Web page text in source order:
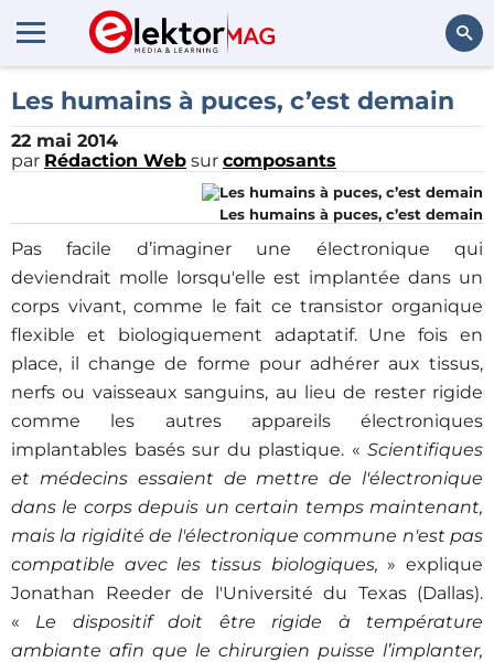
Rechercher
Les humains à puces, c’est demain
22 mai 2014
par Rédaction Web sur composants
Les humains à puces, c’est demain
Pas facile d’imaginer une électronique qui
deviendrait molle lorsqu'elle est implantée dans un
corps vivant, comme le fait ce transistor organique
flexible et biologiquement adaptatif. Une fois en
place, il change de forme pour adhérer aux tissus,
nerfs ou vaisseaux sanguins, au lieu de rester rigide
comme les autres appareils électroniques
implantables basés sur du plastique. « Scientifiques
et médecins essaient de mettre de l'électronique
dans le corps depuis un certain temps maintenant,
mais la rigidité de l'électronique commune n'est pas
compatible avec les tissus biologiques, » explique
Jonathan Reeder de l'Université du Texas (Dallas).
« Le dispositif doit être rigide à température
ambiante afin que le chirurgien puisse l’implanter,